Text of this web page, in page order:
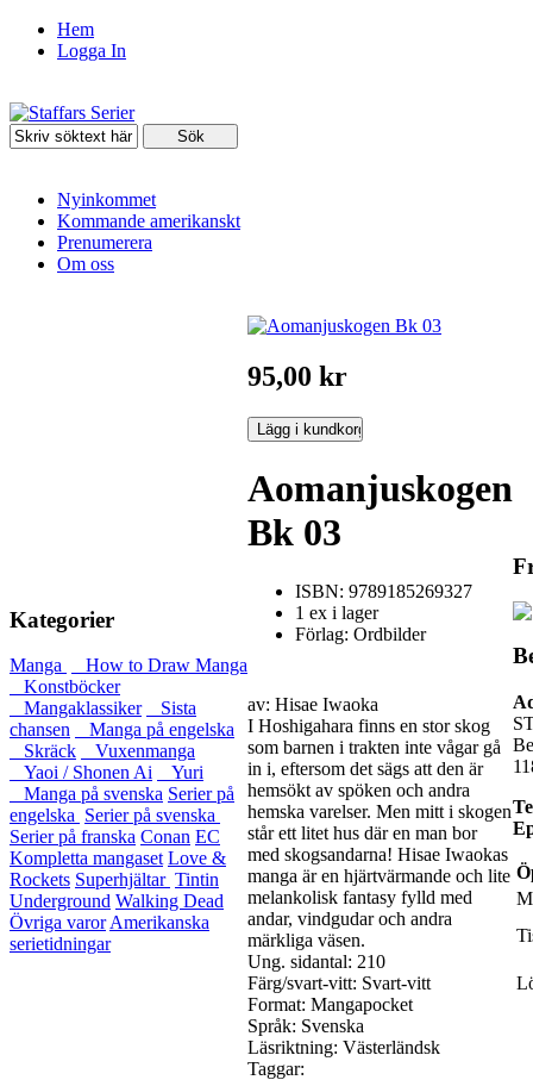
Hem
Logga In
Nyinkommet
Kommande amerikanskt
Prenumerera
Om oss
Kategorier
Manga
How to Draw Manga
Konstböcker
Mangaklassiker
Sista
chansen
Manga på engelska
Skräck
Vuxenmanga
Yaoi / Shonen Ai
Yuri
Manga på svenska Serier på
engelska Serier på svenska
Serier på franska Conan EC
Kompletta mangaset Love &
Rockets Superhjältar Tintin
Underground Walking Dead
Övriga varorAmerikanska
serietidningar
95,00 kr
Aomanjuskogen
Bk 03
ISBN: 9789185269327
1 ex i lager
Förlag: Ordbilder
av: Hisae Iwaoka
I Hoshigahara finns en stor skog
som barnen i trakten inte vågar gå
in i, eftersom det sägs att den är
hemsökt av spöken och andra
hemska varelser. Men mitt i skogen
står ett litet hus där en man bor
med skogsandarna! Hisae Iwaokas
manga är en hjärtvärmande och lite
melankolisk fantasy fylld med
andar, vindgudar och andra
märkliga väsen.
Ung. sidantal: 210
Färg/svart-vitt: Svart-vitt
Format: Mangapocket
Språk: Svenska
Läsriktning: Västerländsk
Taggar: